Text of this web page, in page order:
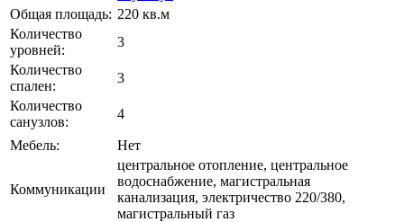
Общая площадь: 220 кв.м
Количество
уровней:
3
Количество
спален:
3
Количество
санузлов:
4
Мебель: Нет
Коммуникации
центральное отопление, центральное
водоснабжение, магистральная
канализация, электричество 220/380,
магистральный газ